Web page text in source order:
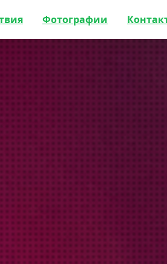
Фотографии